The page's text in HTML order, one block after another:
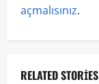
açmalısınız.
RELATED STORIES